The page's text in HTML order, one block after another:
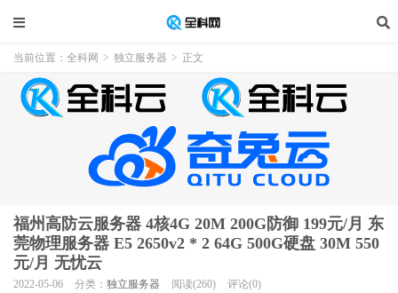
当前位置： 全科网 > 独立服务器 > 正文
福州高防云服务器 4核4G 20M 200G防御 199元/月 东
莞物理服务器 E5 2650v2 * 2 64G 500G硬盘 30M 550
元/月 无忧云
2022-05-06 分类： 独立服务器 阅读(260) 评论(0)